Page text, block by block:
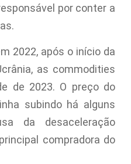
por conter a
2022, após o início da
as commodities
de 2023. O preço do
subindo há alguns
da desaceleração
compradora do